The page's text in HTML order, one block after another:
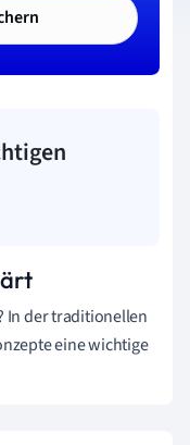
In der traditionellen
eine wichtige